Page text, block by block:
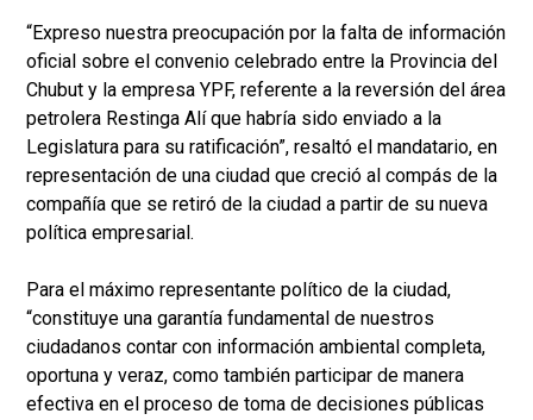
“Expreso nuestra preocupación por la falta de información
oficial sobre el convenio celebrado entre la Provincia del
Chubut y la empresa YPF, referente a la reversión del área
petrolera Restinga Alí que habría sido enviado a la
Legislatura para su ratificación”, resaltó el mandatario, en
representación de una ciudad que creció al compás de la
compañía que se retiró de la ciudad a partir de su nueva
política empresarial.
Para el máximo representante político de la ciudad,
“constituye una garantía fundamental de nuestros
ciudadanos contar con información ambiental completa,
oportuna y veraz, como también participar de manera
efectiva en el proceso de toma de decisiones públicas